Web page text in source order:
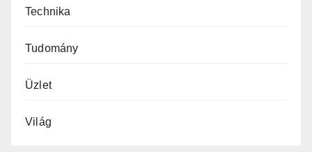
Technika
Tudomány
Üzlet
Világ